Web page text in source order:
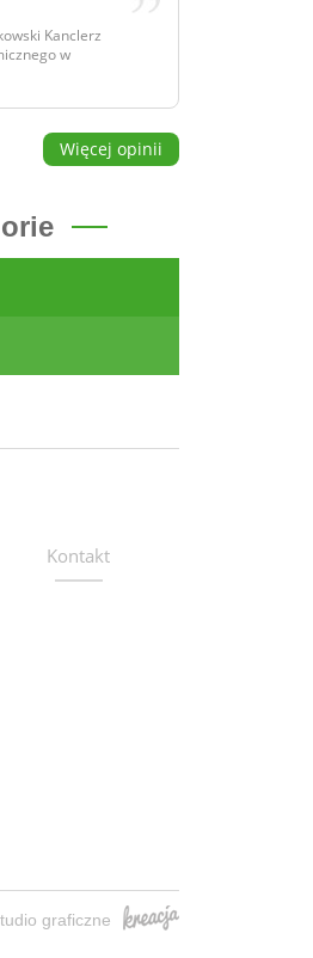
Kanclerz
w
Więcej opinii
Kontakt
graficzne